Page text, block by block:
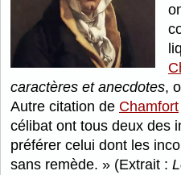
caractères et anecdotes,
Autre citation de Chamfort
célibat ont tous deux des
préférer celui dont les
sans remède.
(Extrait :